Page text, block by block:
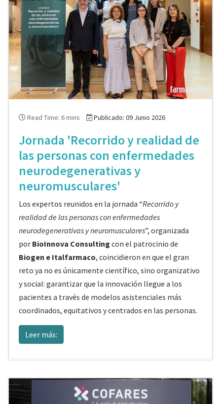
Read Time: 6 mins Publicado: 09 Junio 2026
Jornada 'Recorrido y realidad de
las personas con enfermedades
neurodegenerativas y
neuromusculares'
Los expertos reunidos en la jornada “Recorrido y
realidad de las personas con enfermedades
neurodegenerativas y neuromusculares”, organizada
por BioInnova Consulting con el patrocinio de
Biogen e Italfarmaco, coincidieron en que el gran
reto ya no es únicamente científico, sino organizativo
y social: garantizar que la innovación llegue a los
pacientes a través de modelos asistenciales más
coordinados, equitativos y centrados en las personas.
Leer más: